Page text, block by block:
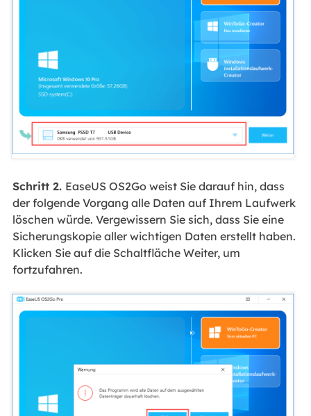
Schritt 2. EaseUS OS2Go weist Sie darauf hin, dass
der folgende Vorgang alle Daten auf Ihrem Laufwerk
löschen würde. Vergewissern Sie sich, dass Sie eine
Sicherungskopie aller wichtigen Daten erstellt haben.
Klicken Sie auf die Schaltfläche Weiter, um
fortzufahren.